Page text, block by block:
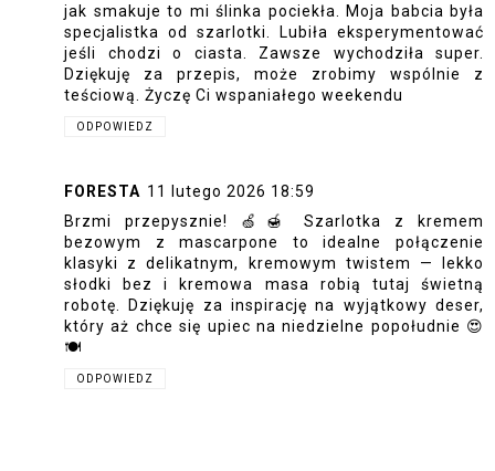
jak smakuje to mi ślinka pociekła. Moja babcia była
specjalistka od szarlotki. Lubiła eksperymentować
jeśli chodzi o ciasta. Zawsze wychodziła super.
Dziękuję za przepis, może zrobimy wspólnie z
teściową. Życzę Ci wspaniałego weekendu
ODPOWIEDZ
FORESTA 11 lutego 2026 18:59
Brzmi przepysznie! 🍏🍯 Szarlotka z kremem
bezowym z mascarpone to idealne połączenie
klasyki z delikatnym, kremowym twistem — lekko
słodki bez i kremowa masa robią tutaj świetną
robotę. Dziękuję za inspirację na wyjątkowy deser,
który aż chce się upiec na niedzielne popołudnie 😍
🍽️
ODPOWIEDZ